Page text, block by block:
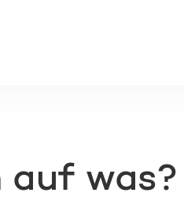
auf was?